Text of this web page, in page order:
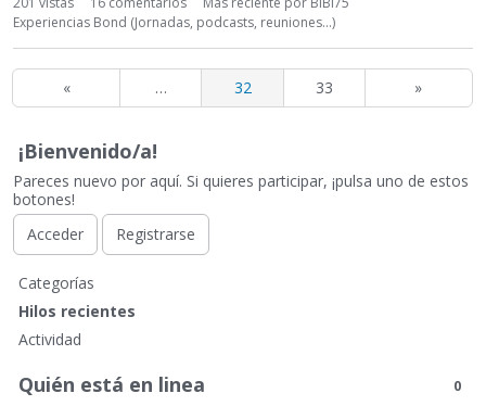
Experiencias Bond (Jornadas, podcasts, reuniones...)
« … 32 33 »
¡Bienvenido/a!
Pareces nuevo por aquí. Si quieres participar, ¡pulsa uno de estos
botones!
Acceder
Registrarse
E
n
a
c
e
Categorías
Hilos recientes
Actividad
Quién está en linea 0